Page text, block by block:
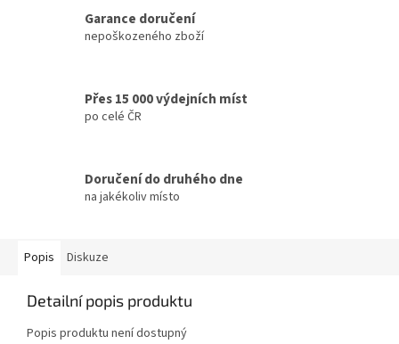
Garance doručení
nepoškozeného zboží
Přes 15 000 výdejních míst
po celé ČR
Doručení do druhého dne
na jakékoliv místo
Popis Diskuze
Detailní popis produktu
Popis produktu není dostupný